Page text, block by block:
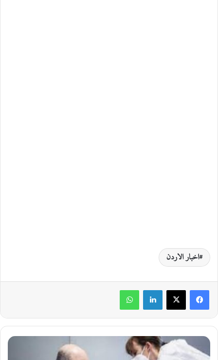
اخبار الاردن
إ
ج